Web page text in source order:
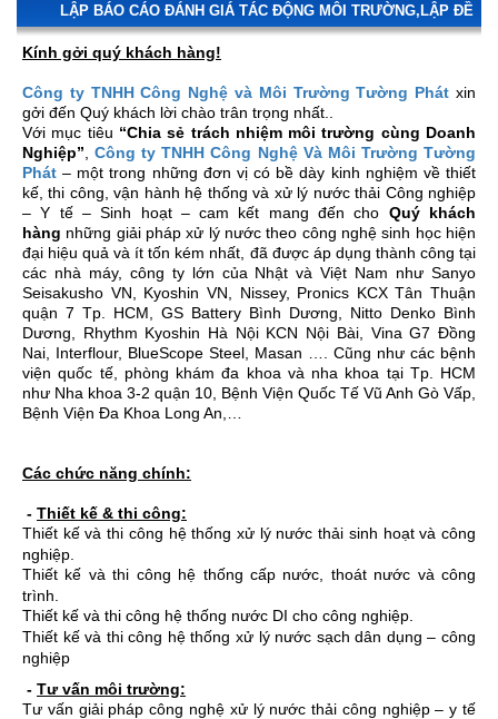
hiệu quả
Thiết bị đo pH nhãn hiệu SUNTEX
LẬP BÁO CÁO ĐÁNH GIÁ TÁC ĐỘNG MÔI TRƯỜNG,LẬP ĐỀ
ÁN MÔI TRƯỜNG,LẬP CAM KẾT BẢO VỆ MÔI TRƯỜNG,LẬP
BÁO CÁO GIÁM SÁT CHẤT LƯỢNG ĐỊNH KỲ,ĐĂNG KÝ SỔ
CHỦ NGU
Kính gởi quý khách hàng!
Công ty TNHH Công Nghệ và Môi Trường Tường Phát xin
gởi đến Quý khách lời chào trân trọng nhất..
Với mục tiêu “Chia sẻ trách nhiệm môi trường cùng Doanh
Nghiệp” ,Công ty TNHH Công Nghệ Và Môi Trường Tường
Phát – một trong những đơn vị có bề dày kinh nghiệm về thiết
kế, thi công, vận hành hệ thống và xử lý nước thải Công nghiệp
– Y tế – Sinh hoạt – cam kết mang đến cho Quý khách
hàng những giải pháp xử lý nước theo công nghệ sinh học hiện
đại hiệu quả và ít tốn kém nhất, đã được áp dụng thành công tại
các nhà máy, công ty lớn của Nhật và Việt Nam như Sanyo
Seisakusho VN, Kyoshin VN, Nissey, Pronics KCX Tân Thuận
quận 7 Tp. HCM, GS Battery Bình Dương, Nitto Denko Bình
Dương, Rhythm Kyoshin Hà Nội KCN Nội Bài, Vina G7 Đồng
Nai, Interflour, BlueScope Steel, Masan …. Cũng như các bệnh
viện quốc tế, phòng khám đa khoa và nha khoa tại Tp. HCM
như Nha khoa 3-2 quận 10, Bệnh Viện Quốc Tế Vũ Anh Gò Vấp,
Bệnh Viện Đa Khoa Long An,…
Các chức năng chính:
- Thiết kế & thi công:
Thiết kế và thi công hệ thống xử lý nước thải sinh hoạt và công
nghiệp.
Thiết kế và thi công hệ thống cấp nước, thoát nước và công
trình.
Thiết kế và thi công hệ thống nước DI cho công nghiệp.
Thiết kế và thi công hệ thống xử lý nước sạch dân dụng – công
nghiệp
- Tư vấn môi trường:
Tư vấn giải pháp công nghệ xử lý nước thải công nghiệp – y tế